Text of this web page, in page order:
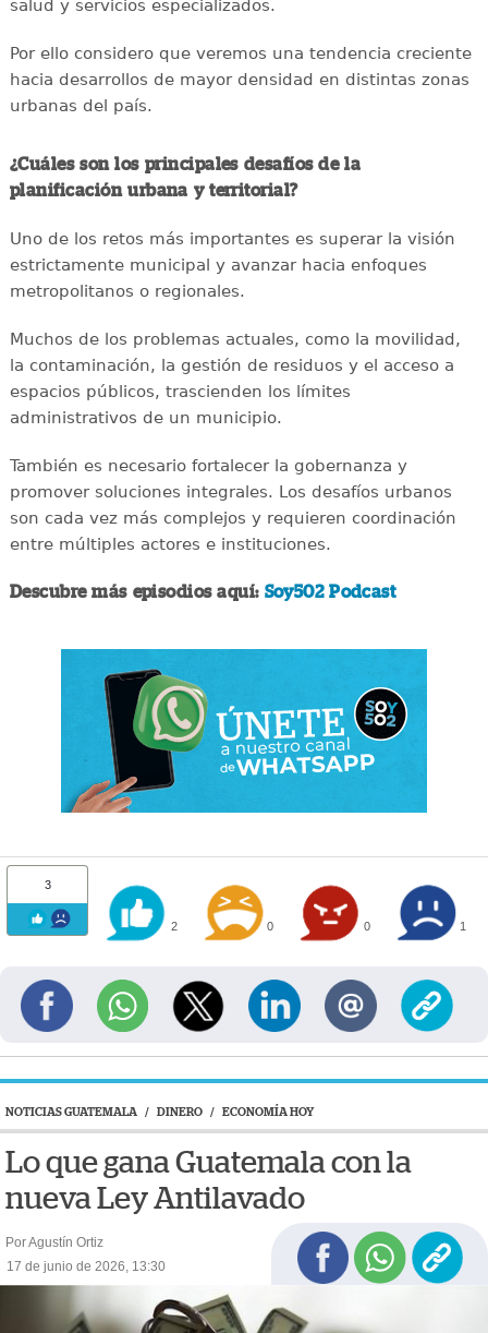
salud y servicios especializados.
Por ello considero que veremos una tendencia creciente
hacia desarrollos de mayor densidad en distintas zonas
urbanas del país.
¿Cuáles son los principales desafíos de la
planificación urbana y territorial?
Uno de los retos más importantes es superar la visión
estrictamente municipal y avanzar hacia enfoques
metropolitanos o regionales.
Muchos de los problemas actuales, como la movilidad,
la contaminación, la gestión de residuos y el acceso a
espacios públicos, trascienden los límites
administrativos de un municipio.
También es necesario fortalecer la gobernanza y
promover soluciones integrales. Los desafíos urbanos
son cada vez más complejos y requieren coordinación
entre múltiples actores e instituciones.
Descubre más episodios aquí:Soy502 Podcast
3
2 0 0 1
NOTICIAS GUATEMALA / DINERO / ECONOMÍA HOY
Lo que gana Guatemala con la
nueva Ley Antilavado
Por Agustín Ortiz
17 de junio de 2026, 13:30